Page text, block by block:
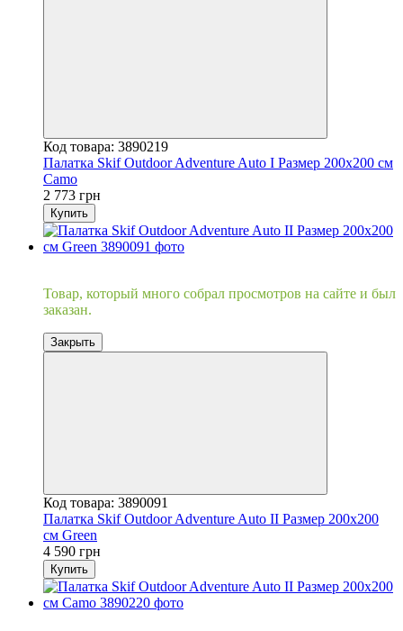
Код товара: 3890219
Палатка Skif Outdoor Adventure Auto I Размер 200x200 см
Camo
2 773 грн
Купить
Товар, который много собрал просмотров на сайте и был
заказан.
Закрыть
Код товара: 3890091
Палатка Skif Outdoor Adventure Auto II Размер 200x200
см Green
4 590 грн
Купить